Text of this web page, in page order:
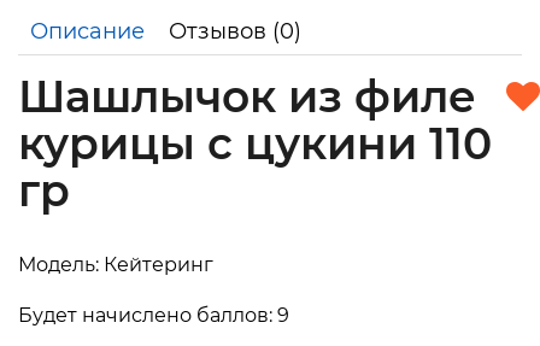
Описание Отзывов (0)
Шашлычок из филе
курицы с цукини 110
гр
Модель: Кейтеринг
Будет начислено баллов: 9